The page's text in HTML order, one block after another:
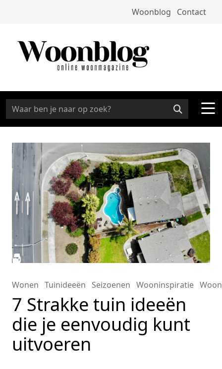
Woonblog Contact
Wonen Tuinideeën Seizoenen Wooninspiratie
7 Strakke tuin ideeën
die je eenvoudig kunt
uitvoeren